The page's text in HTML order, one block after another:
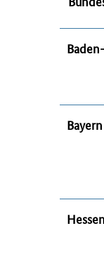
Bayern
Hessen